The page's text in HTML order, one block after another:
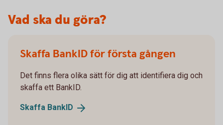
Vad ska du göra?
Skaffa BankID för första gången
Det finns flera olika sätt för dig att identifiera dig och
skaffa ett BankID.
Skaffa BankID